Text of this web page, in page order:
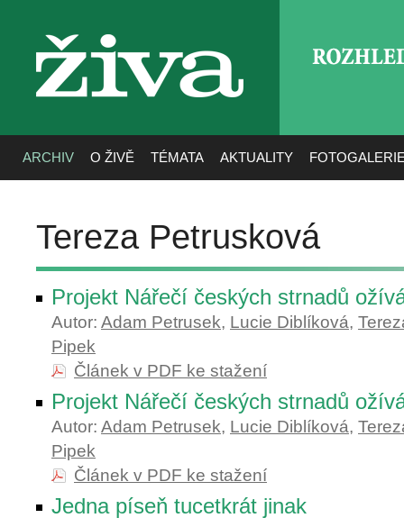
živa
ARCHIV O ŽIVĚ TÉMATA AKTUALITY
Tereza Petrusková
Projekt Nářečí českých strnadů
Autor: Adam Petrusek, Lucie Diblíková,
Pipek
Článek v PDF ke stažení
Projekt Nářečí českých strnadů
Autor: Adam Petrusek, Lucie Diblíková,
Pipek
Článek v PDF ke stažení
Jedna píseň tucetkrát jinak